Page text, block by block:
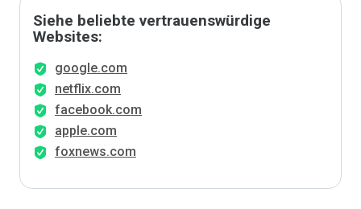
Siehe beliebte vertrauenswürdige
Websites:
google.com
netflix.com
facebook.com
apple.com
foxnews.com